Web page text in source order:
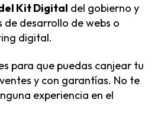
Kit Digital del gobierno y
desarrollo de webs o
digital.
para que puedas canjear tu
y con garantías. No te
experiencia en el